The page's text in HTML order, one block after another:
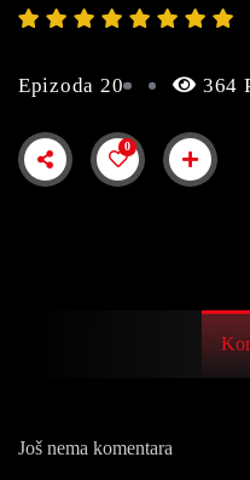
Epizoda 20 364
0
Još nema komentara